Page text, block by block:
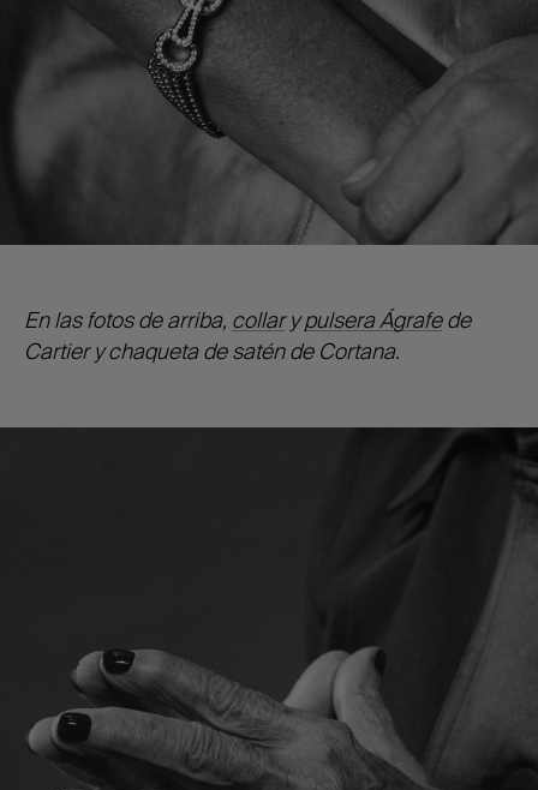
En las fotos de arriba, collarypulsera Ágrafede
Cartier y chaqueta de satén de Cortana.